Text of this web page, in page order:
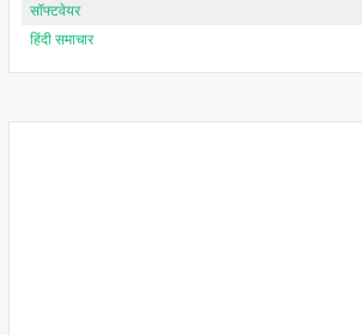
सॉफ्टवेयर
हिंदी समाचार